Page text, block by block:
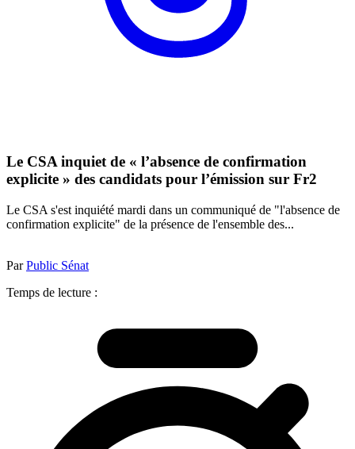
Le CSA inquiet de « l’absence de confirmation
explicite » des candidats pour l’émission sur Fr2
Le CSA s'est inquiété mardi dans un communiqué de "l'absence de
confirmation explicite" de la présence de l'ensemble des...
ParPublic Sénat
Temps de lecture :